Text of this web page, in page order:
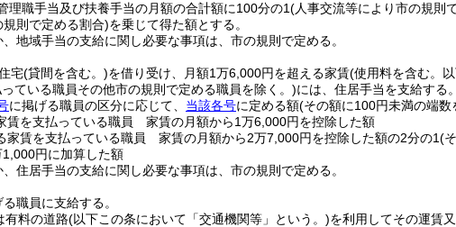
理職手当及び扶養手当の月額の合計額に100分の1(人事交流等により市の規則
則で定める割合)を乗じて得た額とする。
地域手当の支給に関し必要な事項は、市の規則で定める。
宅(貸間を含む。)を借り受け、月額1万6,000円を超える家賃(使用料を含む。
ている職員その他市の規則で定める職員を除く。)には、住居手当を支給する。
に掲げる職員の区分に応じて、 当該各号に定める額(その額に100円未満の端
賃を支払っている職員 家賃の月額から1万6,000円を控除した額
家賃を支払っている職員 家賃の月額から2万7,000円を控除した額の2分の1(
1,000円に加算した額
住居手当の支給に関し必要な事項は、市の規則で定める。
職員に支給する。
有料の道路(以下この条において「交通機関等」という。)を利用してその運賃